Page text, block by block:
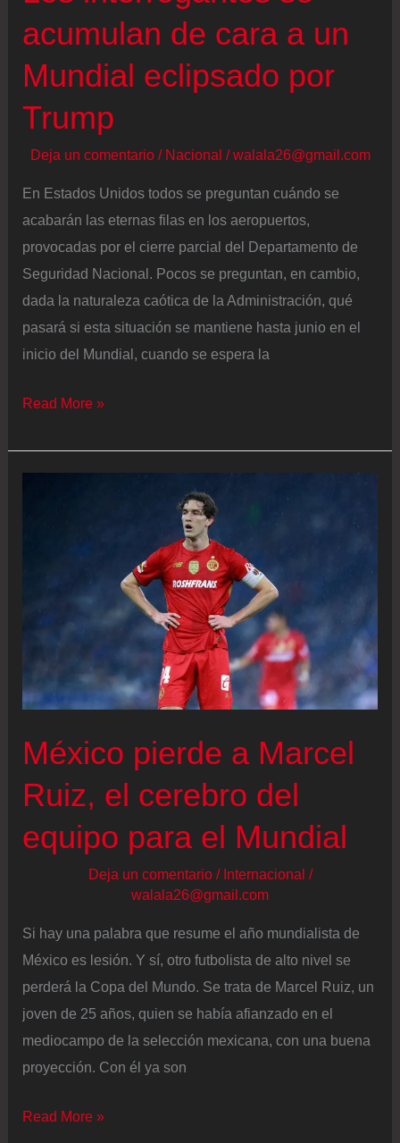
acumulan de cara a un
Mundial eclipsado por
Trump
Deja un comentario / Nacional /walala26@gmail.com
En Estados Unidos todos se preguntan cuándo se
acabarán las eternas filas en los aeropuertos,
provocadas por el cierre parcial del Departamento de
Seguridad Nacional. Pocos se preguntan, en cambio,
dada la naturaleza caótica de la Administración, qué
pasará si esta situación se mantiene hasta junio en el
inicio del Mundial, cuando se espera la
Los
se
Mundial
Trump
Read More »
México pierde a Marcel
Ruiz, el cerebro del
equipo para el Mundial
Deja un comentario / Internacional /
walala26@gmail.com
Si hay una palabra que resume el año mundialista de
México es lesión. Y sí, otro futbolista de alto nivel se
perderá la Copa del Mundo. Se trata de Marcel Ruiz, un
joven de 25 años, quien se había afianzado en el
mediocampo de la selección mexicana, con una buena
proyección. Con él ya son
México
Read More »